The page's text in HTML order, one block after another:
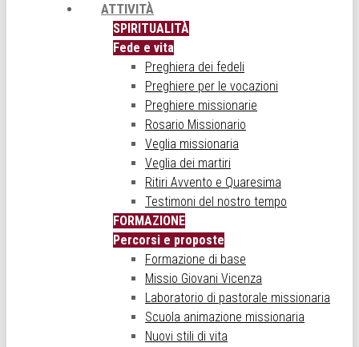
ATTIVITÀ
SPIRITUALITÀ
Fede e vita
Preghiera dei fedeli
Preghiere per le vocazioni
Preghiere missionarie
Rosario Missionario
Veglia missionaria
Veglia dei martiri
Ritiri Avvento e Quaresima
Testimoni del nostro tempo
FORMAZIONE
Percorsi e proposte
Formazione di base
Missio Giovani Vicenza
Laboratorio di pastorale missionaria
Scuola animazione missionaria
Nuovi stili di vita